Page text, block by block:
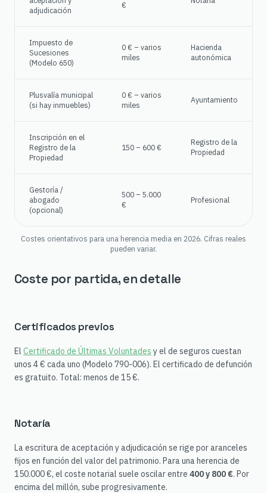
adjudicación
€
Impuesto de
Sucesiones
(Modelo 650)
0 € – varios
miles
Hacienda
autonómica
Plusvalía municipal
(si hay inmuebles)
0 € – varios
miles
Ayuntamiento
Inscripción en el
Registro de la
Propiedad
150 – 600 €
Registro de la
Propiedad
Gestoría /
abogado
(opcional)
500 – 5.000
€
Profesional
Costes orientativos para una herencia media en 2026. Cifras reales
pueden variar.
Coste por partida, en detalle
Certificados previos
El Certificado de Últimas Voluntades y el de seguros cuestan
unos 4 € cada uno (Modelo 790-006). El certificado de defunción
es gratuito. Total: menos de 15 €.
Notaría
La escritura de aceptación y adjudicación se rige por aranceles
fijos en función del valor del patrimonio. Para una herencia de
150.000 €, el coste notarial suele oscilar entre 400 y 800 €. Por
encima del millón, sube progresivamente.